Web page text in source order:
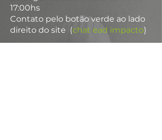
17:00hs
Contato pelo botão verde ao lado
direito do site (chat ead impacto)